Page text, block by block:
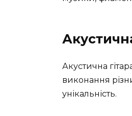
Акустична
виконання
унікальність.